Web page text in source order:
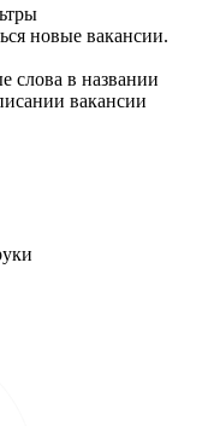
новые вакансии.
слова в названии
вакансии